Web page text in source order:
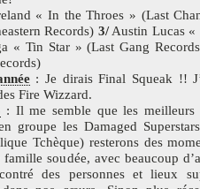
« In the Throes » (Last
Records) 3/Austin Lucas «
« Tin Star » (Last Gang
: Je dirais Final Squeak !!
Fire Wizzard.
: Il me semble que les meilleurs
groupe les Damaged
Tchèque) resterons des
soudée, avec beaucoup
des personnes et lieux